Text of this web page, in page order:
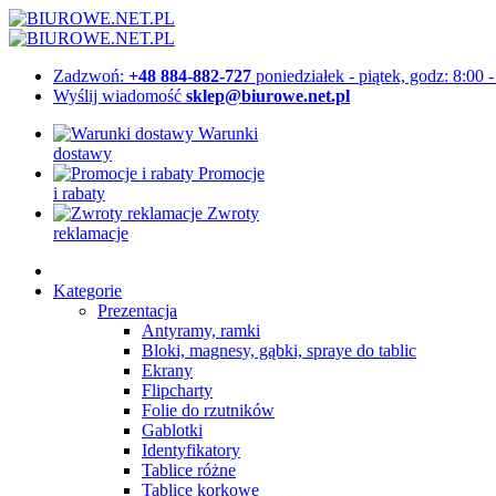
Zadzwoń: +48 884-882-727 poniedziałek - piątek, godz: 8:00
Wyślij wiadomość sklep@biurowe.net.pl
Warunki
dostawy
Promocje
i rabaty
Zwroty
reklamacje
Kategorie
Prezentacja
Antyramy, ramki
Bloki, magnesy, gąbki, spraye do tablic
Ekrany
Flipcharty
Folie do rzutników
Gablotki
Identyfikatory
Tablice różne
Tablice korkowe